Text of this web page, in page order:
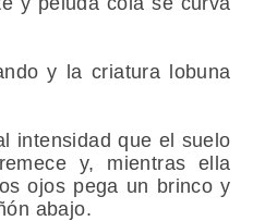
y la criatura lobuna
intensidad que el suelo
y, mientras ella
ojos pega un brinco y
abajo.